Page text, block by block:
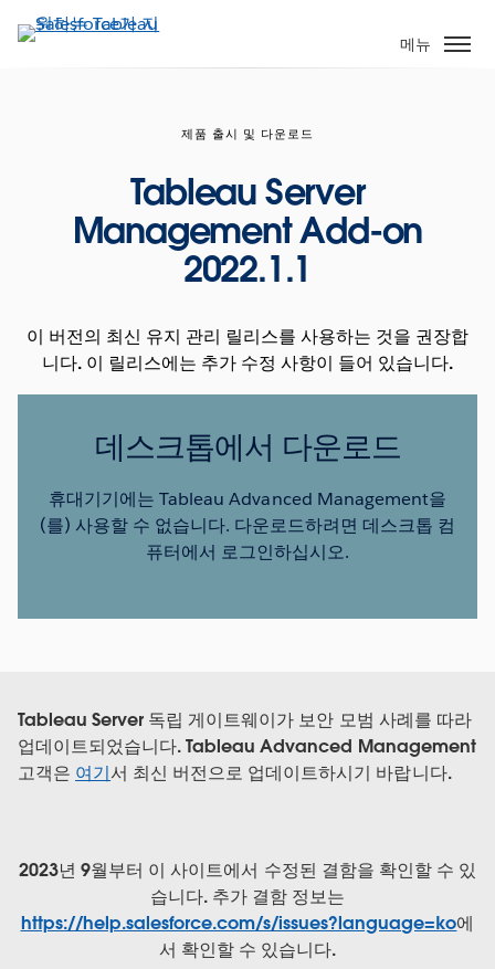
요
메뉴
제품 출시 및 다운로드
Tableau Server
Management Add-on
2022.1.1
이 버전의 최신 유지 관리 릴리스를 사용하는 것을 권장합
니다. 이 릴리스에는 추가 수정 사항이 들어 있습니다.
데스크톱에서 다운로드
휴대기기에는 Tableau Advanced Management을
(를) 사용할 수 없습니다. 다운로드하려면 데스크톱 컴
퓨터에서 로그인하십시오.
Tableau Server 독립 게이트웨이가 보안 모범 사례를 따라
업데이트되었습니다. Tableau Advanced Management
고객은 여기서 최신 버전으로 업데이트하시기 바랍니다.
2023년 9월부터 이 사이트에서 수정된 결함을 확인할 수 있
습니다. 추가 결함 정보는
https://help.salesforce.com/s/issues?language=ko에
서 확인할 수 있습니다.